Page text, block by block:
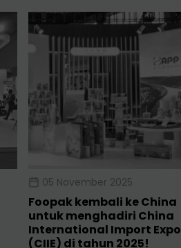
05 November 2025
Foopak kembali ke China
untuk menghadiri China
International Import Expo
(CIIE) di tahun 2025!